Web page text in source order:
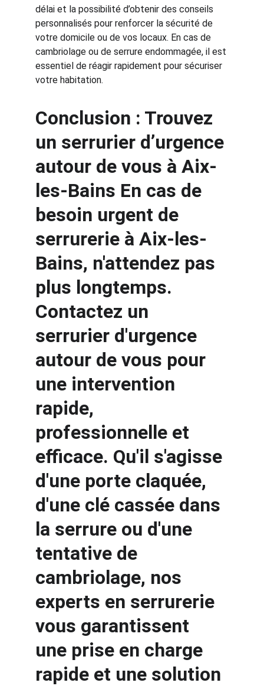
délai et la possibilité d’obtenir des conseils
personnalisés pour renforcer la sécurité de
votre domicile ou de vos locaux. En cas de
cambriolage ou de serrure endommagée, il est
essentiel de réagir rapidement pour sécuriser
votre habitation.
Conclusion : Trouvez
un serrurier d’urgence
autour de vous à Aix-
les-Bains En cas de
besoin urgent de
serrurerie à Aix-les-
Bains, n'attendez pas
plus longtemps.
Contactez un
serrurier d'urgence
autour de vous pour
une intervention
rapide,
professionnelle et
efficace. Qu'il s'agisse
d'une porte claquée,
d'une clé cassée dans
la serrure ou d'une
tentative de
cambriolage, nos
experts en serrurerie
vous garantissent
une prise en charge
rapide et une solution